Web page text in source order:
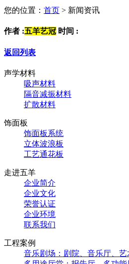
您的位置： 首页 > 新闻资讯
作者 :五羊艺冠 时间 :
返回列表
声学材料
吸声材料
隔音减振材料
扩散材料
饰面板
饰面板系统
立体波浪板
工艺通花板
走进五羊
企业简介
企业文化
荣誉认证
企业环境
联系我们
工程案例
音乐剧场：剧院、音乐厅、艺